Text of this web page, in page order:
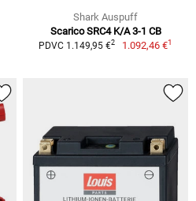
Shark Auspuff
Scarico SRC4 K/A 3-1 CB
PDVC 1.149,95 €2 1.092,46 €1